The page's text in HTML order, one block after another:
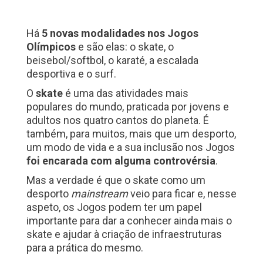
Há 5 novas modalidades nos Jogos
Olímpicose são elas: o skate, o
beisebol/softbol, o karaté, a escalada
desportiva e o surf.
O skate é uma das atividades mais
populares do mundo, praticada por jovens e
adultos nos quatro cantos do planeta. É
também, para muitos, mais que um desporto,
um modo de vida e a sua inclusão nos Jogos
foi encarada com alguma controvérsia.
Mas a verdade é que o skate como um
desporto mainstreamveio para ficar e, nesse
aspeto, os Jogos podem ter um papel
importante para dar a conhecer ainda mais o
skate e ajudar à criação de infraestruturas
para a prática do mesmo.